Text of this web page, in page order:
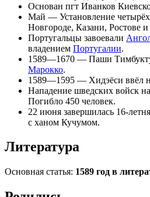
Основан пгт Иванков
Май — Установление
Новгороде, Казани, Ростове и
Португальцы завоевали
владением Португалии.
1589—1670 — Паши
Марокко.
1589—1595 — Хидэёси ввёл
Нападение шведских войск
Погибло 450 человек.
22 июня завершилась 16-
с ханом Кучумом.
Литература
Основная статья: 1589 год в